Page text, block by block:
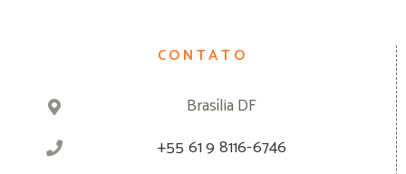
CONTATO
Brasília DF
+55 61 9 8116-6746